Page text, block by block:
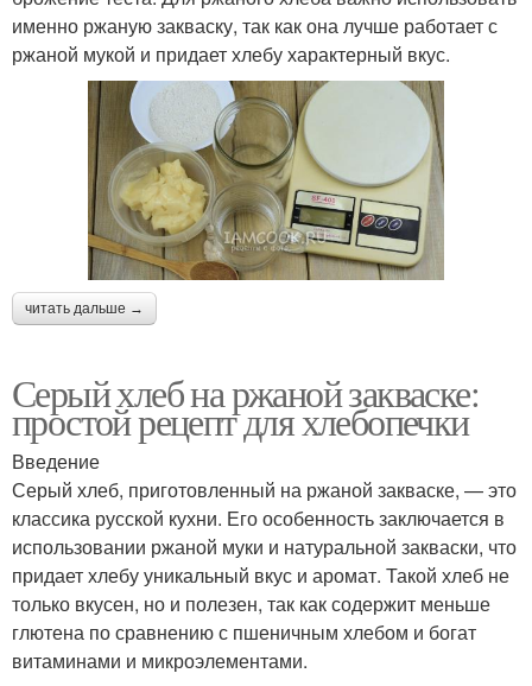
именно ржаную закваску, так как она лучше работает с
ржаной мукой и придает хлебу характерный вкус.
читать дальше →
Серый хлеб на ржаной закваске:
простой рецепт для хлебопечки
Введение
Серый хлеб, приготовленный на ржаной закваске, — это
классика русской кухни. Его особенность заключается в
использовании ржаной муки и натуральной закваски, что
придает хлебу уникальный вкус и аромат. Такой хлеб не
только вкусен, но и полезен, так как содержит меньше
глютена по сравнению с пшеничным хлебом и богат
витаминами и микроэлементами.